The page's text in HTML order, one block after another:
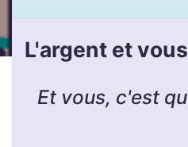
L'argent et vous
Et vous, c'est